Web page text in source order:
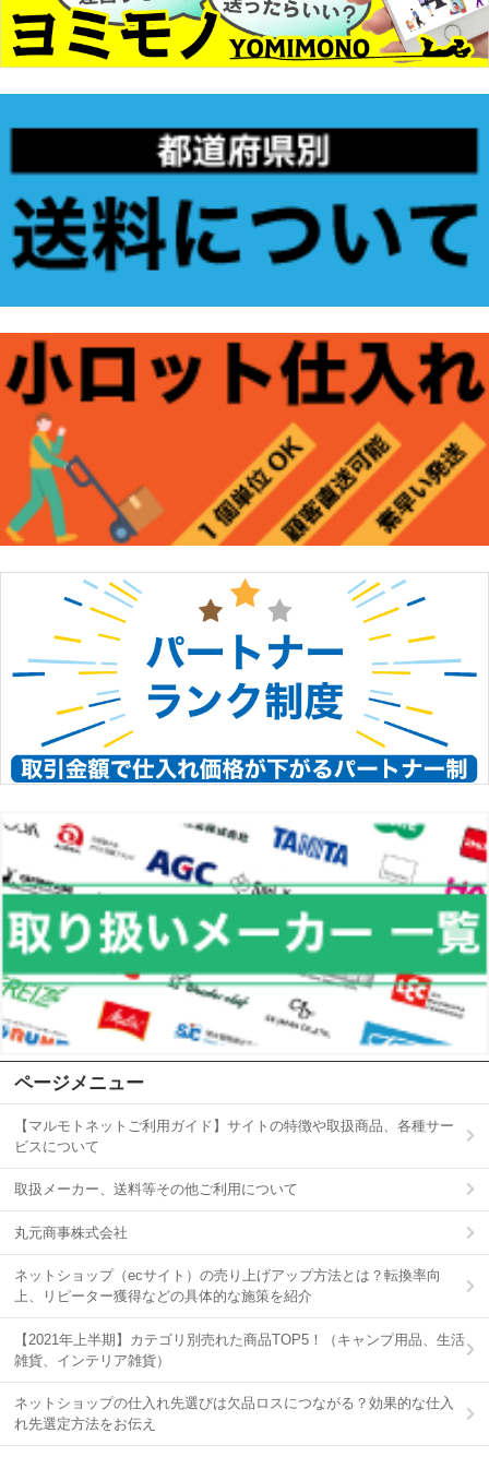
ページメニュー
【マルモトネットご利用ガイド】サイトの特徴や取扱商品、各種サー
ビスについて
取扱メーカー、送料等その他ご利用について
丸元商事株式会社
ネットショップ（ecサイト）の売り上げアップ方法とは？転換率向
上、リピーター獲得などの具体的な施策を紹介
【2021年上半期】カテゴリ別売れた商品TOP5！（キャンプ用品、生活
雑貨、インテリア雑貨）
ネットショップの仕入れ先選びは欠品ロスにつながる？効果的な仕入
れ先選定方法をお伝え